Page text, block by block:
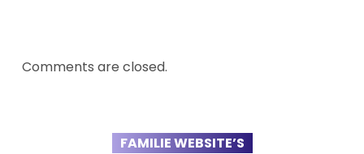
Comments are closed.
FAMILIE WEBSITE’S